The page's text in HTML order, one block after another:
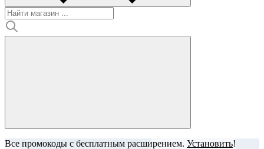
Все промокоды с бесплатным расширением. Установить!